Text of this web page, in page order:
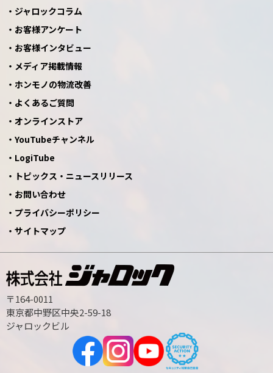
ジャロックコラム
お客様アンケート
お客様インタビュー
メディア掲載情報
ホンモノの物流改善
よくあるご質問
オンラインストア
YouTubeチャンネル
LogiTube
トピックス・ニュースリリース
お問い合わせ
プライバシーポリシー
サイトマップ
〒164-0011
東京都中野区中央2-59-18
ジャロックビル